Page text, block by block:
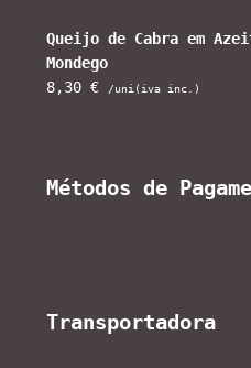
Queijo de Cabra em
Mondego
8,30€ /uni(iva inc.)
Métodos de
Transportadora